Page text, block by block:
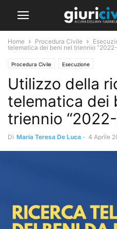
Home Procedura Civile
telematica dei beni nel triennio
Procedura Civile Esecuzione
Utilizzo della
telematica dei
triennio
Di Maria Teresa De Luca - 4 Aprile